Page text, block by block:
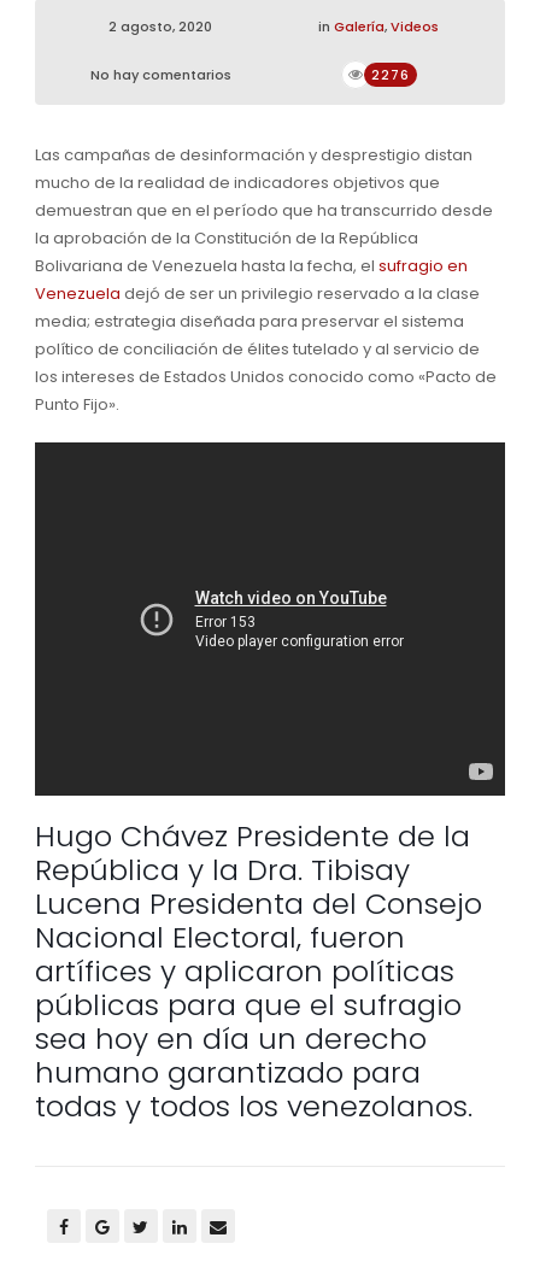
2 agosto, 2020 in Galería,Videos
No hay comentarios 2276
Las campañas de desinformación y desprestigio distan
mucho de la realidad de indicadores objetivos que
demuestran que en el período que ha transcurrido desde
la aprobación de la Constitución de la República
Bolivariana de Venezuela hasta la fecha, el sufragio en
Venezuela dejó de ser un privilegio reservado a la clase
media; estrategia diseñada para preservar el sistema
político de conciliación de élites tutelado y al servicio de
los intereses de Estados Unidos conocido como «Pacto de
Punto Fijo».
Hugo Chávez Presidente de la
República y la Dra. Tibisay
Lucena Presidenta del Consejo
Nacional Electoral, fueron
artífices y aplicaron políticas
públicas para que el sufragio
sea hoy en día un derecho
humano garantizado para
todas y todos los venezolanos.